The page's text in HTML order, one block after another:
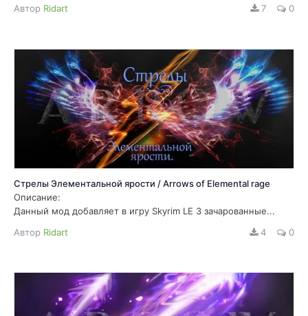
Автор Ridart 7 0
Стрелы Элементальной ярости / Arrows of Elemental rage
Описание:
Данный мод добавляет в игру Skyrim LE 3 зачарованные...
Автор Ridart 4 0